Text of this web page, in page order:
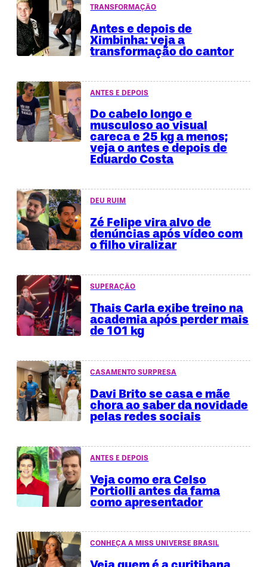
TRANSFORMAÇÃO
Antes e depois de
Ximbinha: veja a
transformação do cantor
ANTES E DEPOIS
Do cabelo longo e
musculoso ao visual
careca e 25 kg a menos;
veja o antes e depois de
Eduardo Costa
DEU RUIM
Zé Felipe vira alvo de
denúncias após vídeo com
o filho viralizar
SUPERAÇÃO
Thais Carla exibe treino na
academia após perder mais
de 101 kg
CASAMENTO SURPRESA
Davi Brito se casa e mãe
chora ao saber da novidade
pelas redes sociais
ANTES E DEPOIS
Veja como era Celso
Portiolli antes da fama
como apresentador
CONHEÇA A MISS UNIVERSE BRASIL